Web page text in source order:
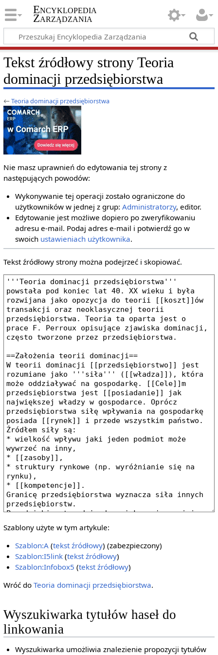
Encyklopedia
Zarządzania
Tekst źródłowy strony Teoria
dominacji przedsiębiorstwa
←Teoria dominacji przedsiębiorstwa
Nie masz uprawnień do edytowania tej strony z
następujących powodów:
Wykonywanie tej operacji zostało ograniczone do
użytkowników w jednej z grup:Administratorzy, editor.
Edytowanie jest możliwe dopiero po zweryfikowaniu
adresu e‐mail. Podaj adres e‐mail i potwierdź go w
swoich ustawieniach użytkownika.
Tekst źródłowy strony można podejrzeć i skopiować.
Szablony użyte w tym artykule:
Szablon:A (tekst źródłowy) (zabezpieczony)
Szablon:I5link (tekst źródłowy)
Szablon:Infobox5 (tekst źródłowy)
Wróć do Teoria dominacji przedsiębiorstwa.
Wyszukiwarka tytułów haseł do
linkowania
Wyszukiwarka umożliwia znalezienie propozycji tytułów